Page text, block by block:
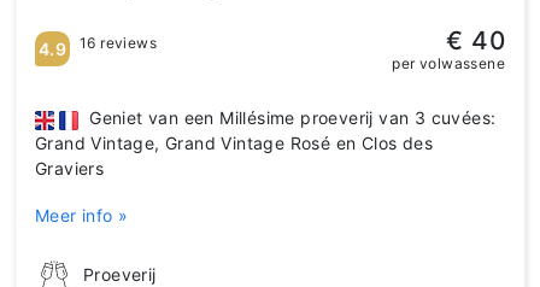
Proeverij
Geniet van een Millésime proeverij van 3 cuvées:
Grand Vintage, Grand Vintage Rosé en Clos des
Graviers
Meer info »
4.9 16 reviews € 40
per volwassene